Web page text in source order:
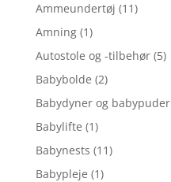
Ammeundertøj (11)
Amning (1)
Autostole og -tilbehør (5)
Babybolde (2)
Babydyner og babypuder
Babylifte (1)
Babynests (11)
Babypleje (1)